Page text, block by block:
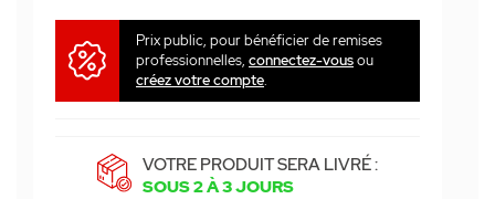
Prix public, pour bénéficier de remises
professionnelles, connectez-vousou
créez votre compte.
VOTRE PRODUIT SERA LIVRÉ :
SOUS 2 À 3 JOURS